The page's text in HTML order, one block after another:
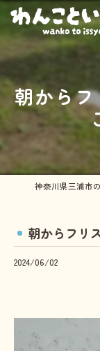
朝から
朝からフリ
2024/06/02